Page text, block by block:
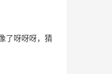
了呀呀呀，猜